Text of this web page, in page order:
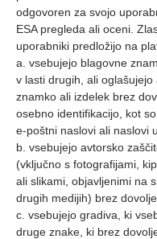
odgovoren za svojo
ESA pregleda ali oceni.
uporabniki predložijo na
a. vsebujejo blagovne
v lasti drugih, ali
znamko ali izdelek brez
osebno identifikacijo, kot
e-poštni naslovi ali naslovi
b. vsebujejo avtorsko
(vključno s fotografijami,
ali slikami, objavljenimi na
drugih medijih) brez
c. vsebujejo gradiva, ki
druge znake, ki brez